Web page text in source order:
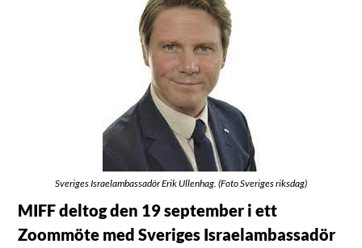
Sveriges Israelambassadör Erik Ullenhag. (Foto Sveriges riksdag)
MIFF deltog den 19 september i ett
Zoommöte med Sveriges Israelambassadör